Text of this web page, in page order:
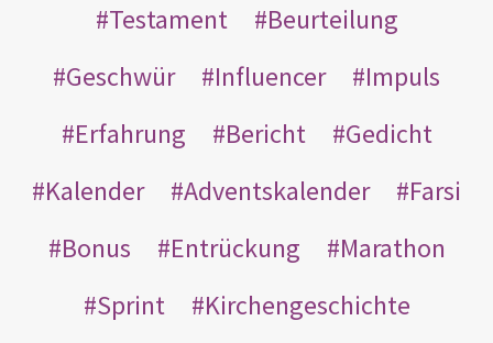
Testament
Beurteilung
Geschwür
Influencer
Impuls
Erfahrung
Bericht
Gedicht
Kalender
Adventskalender
Farsi
Bonus
Entrückung
Marathon
Sprint
Kirchengeschichte